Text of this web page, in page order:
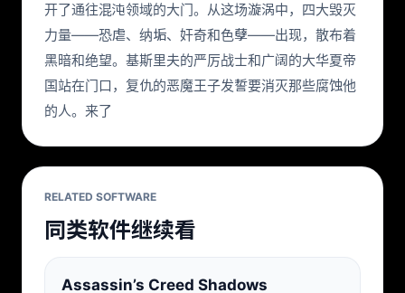
开了通往混沌领域的大门。从这场漩涡中，四大毁灭
力量——恐虐、纳垢、奸奇和色孽——出现，散布着
黑暗和绝望。基斯里夫的严厉战士和广阔的大华夏帝
国站在门口，复仇的恶魔王子发誓要消灭那些腐蚀他
的人。来了
RELATED SOFTWARE
同类软件继续看
Assassin’s Creed Shadows